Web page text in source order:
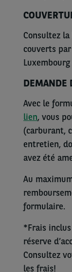
Consultez
couverts par
Luxembourg
DEMANDE
Avec le
lien, vous
(carburant,
entretien,
avez été
Au
formulaire.
*Frais
réserve
Consultez
les frais!